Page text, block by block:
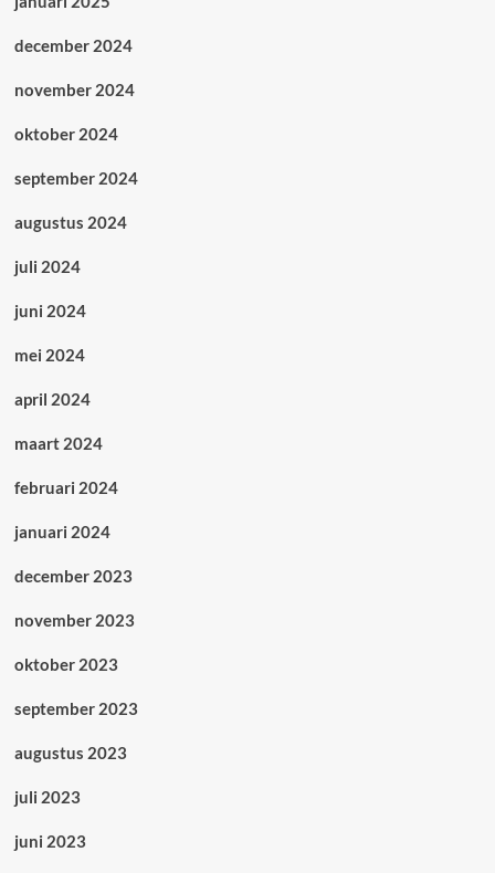
december 2024
november 2024
oktober 2024
september 2024
augustus 2024
juli 2024
juni 2024
mei 2024
april 2024
maart 2024
februari 2024
januari 2024
december 2023
november 2023
oktober 2023
september 2023
augustus 2023
juli 2023
juni 2023